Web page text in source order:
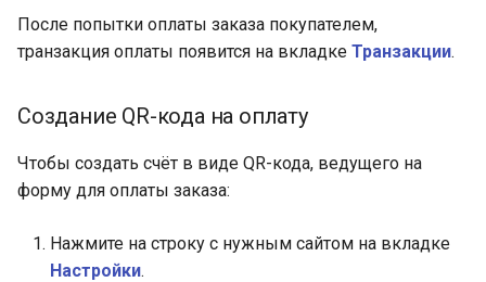
После попытки оплаты заказа покупателем,
транзакция оплаты появится на вкладке Транзакции.
Создание QR-кода на оплату
Чтобы создать счёт в виде QR-кода, ведущего на
форму для оплаты заказа:
Нажмите на строку с нужным сайтом на вкладке
Настройки.